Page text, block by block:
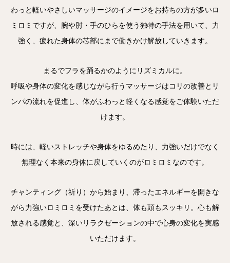
わっと軽いやさしいマッサージのイメージをお持ちの方が多いロ
ミロミですが、腕や肘・手のひらを使う独特の手法を用いて、力
強く、疲れた身体の芯部にまで働きかけ解放していきます。
まるでフラを踊るかのようにリズミカルに。
呼吸や身体の変化を感じながら行うマッサージはコリの改善とリ
ンパの流れを促進し、体がふわっと軽くなる感覚をご体験いただ
けます。
時には、軽いストレッチや身体をゆるめたり、力強いだけでなく
無理なく本来の身体に戻していくのがロミロミなのです。
チャンティング（祈り）から始まり、滞ったエネルギーを開きな
がら力強いロミロミを受けたあとは、体も頭もスッキリ。心も解
放される感覚と、深いリラクゼーションの中で心身の変化を実感
いただけます。